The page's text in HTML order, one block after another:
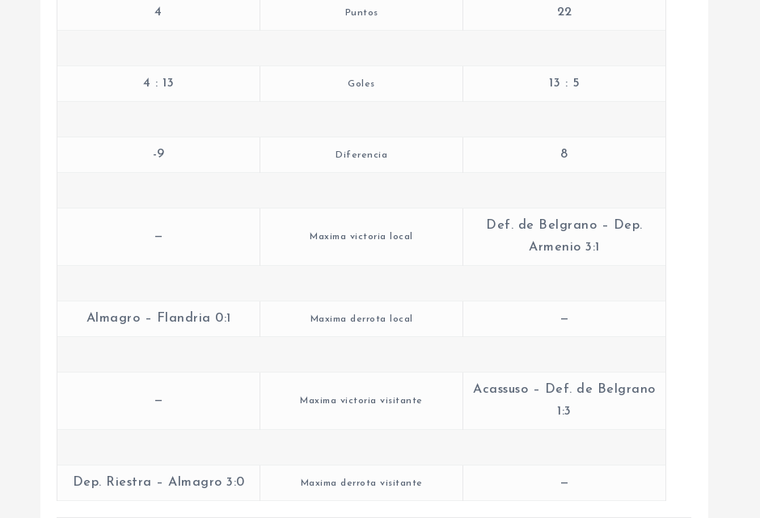
4 Puntos 22
4 : 13 Goles 13 : 5
-9 Diferencia 8
— Maxima victoria local
Def. de Belgrano – Dep.
Armenio 3:1
Almagro – Flandria 0:1 Maxima derrota local —
— Maxima victoria visitante
Acassuso – Def. de Belgrano
1:3
Dep. Riestra – Almagro 3:0 Maxima derrota visitante —